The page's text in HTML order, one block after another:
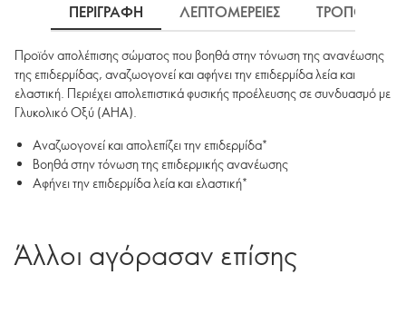
ΠΕΡΙΓΡΑΦΗ ΛΕΠΤΟΜΕΡΕΙΕΣ ΤΡΟΠΟΣ
Προϊόν απολέπισης σώματος που βοηθά στην τόνωση της ανανέωσης
της επιδερμίδας, αναζωογονεί και αφήνει την επιδερμίδα λεία και
ελαστική. Περιέχει απολεπιστικά φυσικής προέλευσης σε συνδυασμό με
Γλυκολικό Οξύ (AHA).
Αναζωογονεί και απολεπίζει την επιδερμίδα*
Βοηθά στην τόνωση της επιδερμικής ανανέωσης
Αφήνει την επιδερμίδα λεία και ελαστική*
Άλλοι αγόρασαν επίσης